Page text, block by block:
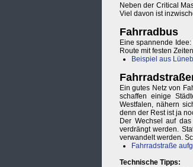
Neben der Critical
Viel davon ist
Fahrradbus
Eine spannende
Route mit festen
Beispiel aus
Ein gutes Netz von
schaffen einige
Westfalen, nähern
denn der Rest ist ja
Der Wechsel auf
verdrängt werden.
verwandelt werden.
Fahrradstraße
Technische Tipps: